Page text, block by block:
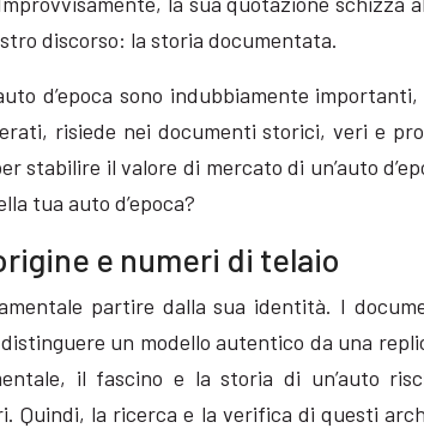
discorso: la storia documentata.
d’epoca sono indubbiamente
risiede nei documenti storici, veri e
il valore di mercato di un’auto
tua auto d’epoca?
e numeri di telaio
partire dalla sua identità. I
un modello autentico da una
il fascino e la storia di un’auto
Quindi, la ricerca e la verifica di questi